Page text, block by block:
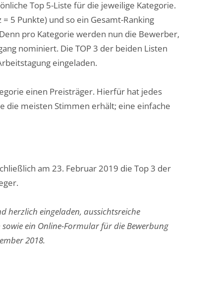
Top 5-Liste für die jeweilige Kategorie.
5 Punkte) und so ein Gesamt-Ranking
pro Kategorie werden nun die Bewerber,
nominiert. Die TOP 3 der beiden Listen
eingeladen.
einen Preisträger. Hierfür hat jedes
die meisten Stimmen erhält; eine einfache
am 23. Februar 2019 die Top 3 der
herzlich eingeladen, aussichtsreiche
ein Online-Formular für die Bewerbung
2018.